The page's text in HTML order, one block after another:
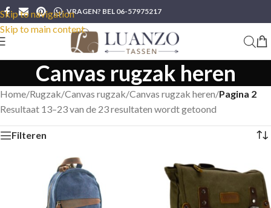
Skip to navigation
Skip to main content
VRAGEN? BEL 06-57975217
Canvas rugzak heren
Home/Rugzak/Canvas rugzak/Canvas rugzak heren/Pagina 2
Resultaat 13–23 van de 23 resultaten wordt getoond
Filteren